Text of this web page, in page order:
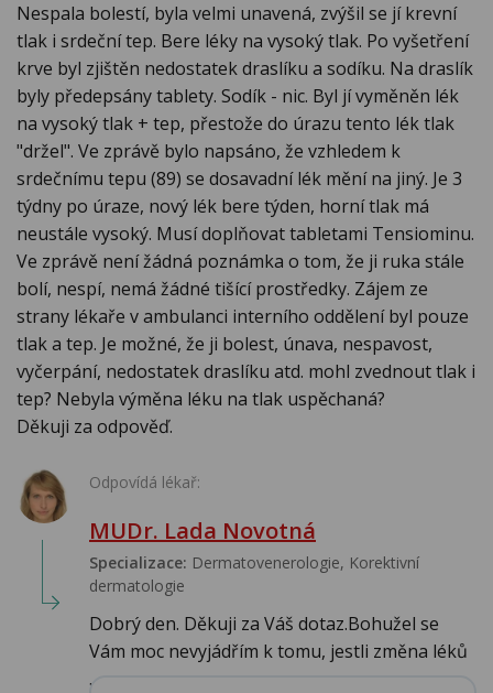
Nespala bolestí, byla velmi unavená, zvýšil se jí krevní
tlak i srdeční tep. Bere léky na vysoký tlak. Po vyšetření
krve byl zjištěn nedostatek draslíku a sodíku. Na draslík
byly předepsány tablety. Sodík - nic. Byl jí vyměněn lék
na vysoký tlak + tep, přestože do úrazu tento lék tlak
"držel". Ve zprávě bylo napsáno, že vzhledem k
srdečnímu tepu (89) se dosavadní lék mění na jiný. Je 3
týdny po úraze, nový lék bere týden, horní tlak má
neustále vysoký. Musí doplňovat tabletami Tensiominu.
Ve zprávě není žádná poznámka o tom, že ji ruka stále
bolí, nespí, nemá žádné tišící prostředky. Zájem ze
strany lékaře v ambulanci interního oddělení byl pouze
tlak a tep. Je možné, že ji bolest, únava, nespavost,
vyčerpání, nedostatek draslíku atd. mohl zvednout tlak i
tep? Nebyla výměna léku na tlak uspěchaná?
Děkuji za odpověď.
Odpovídá lékař:
MUDr. Lada Novotná
Specializace: Dermatovenerologie, Korektivní
dermatologie
Dobrý den. Děkuji za Váš dotaz.Bohužel se
Vám moc nevyjádřím k tomu, jestli změna léků
...